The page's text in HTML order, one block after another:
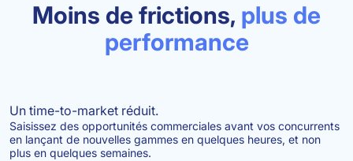
Moins de frictions, plus de
performance
Un time-to-market réduit.
Saisissez des opportunités commerciales avant vos concurrents
en lançant de nouvelles gammes en quelques heures, et non
plus en quelques semaines.